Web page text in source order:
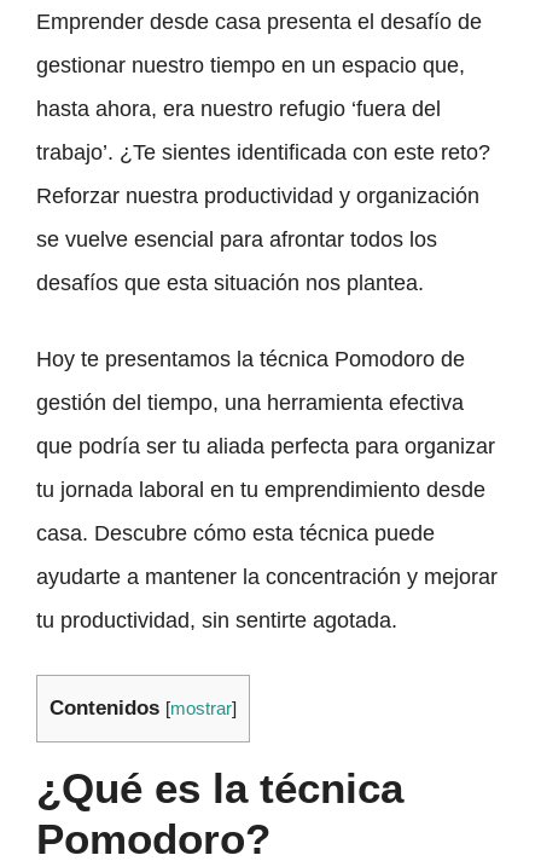
Emprender desde casa presenta el desafío de
gestionar nuestro tiempo en un espacio que,
hasta ahora, era nuestro refugio ‘fuera del
trabajo’. ¿Te sientes identificada con este reto?
Reforzar nuestra productividad y organización
se vuelve esencial para afrontar todos los
desafíos que esta situación nos plantea.
Hoy te presentamos la técnica Pomodoro de
gestión del tiempo, una herramienta efectiva
que podría ser tu aliada perfecta para organizar
tu jornada laboral en tu emprendimiento desde
casa. Descubre cómo esta técnica puede
ayudarte a mantener la concentración y mejorar
tu productividad, sin sentirte agotada.
Contenidos [mostrar]
¿Qué es la técnica
Pomodoro?